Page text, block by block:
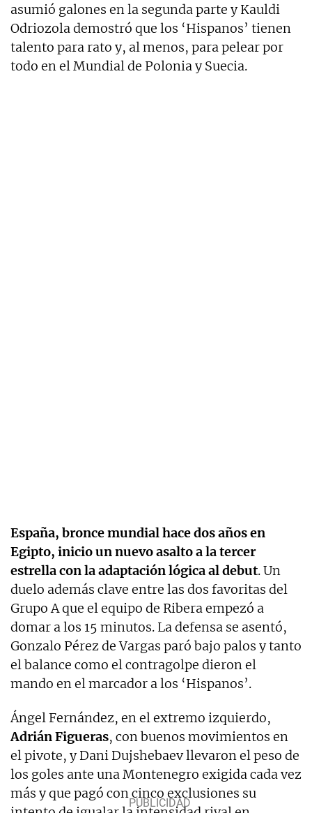
asumió galones en la segunda parte y Kauldi
Odriozola demostró que los ‘Hispanos’ tienen
talento para rato y, al menos, para pelear por
todo en el Mundial de Polonia y Suecia.
España, bronce mundial hace dos años en
Egipto, inicio un nuevo asalto a la tercer
estrella con la adaptación lógica al debut. Un
duelo además clave entre las dos favoritas del
Grupo A que el equipo de Ribera empezó a
domar a los 15 minutos. La defensa se asentó,
Gonzalo Pérez de Vargas paró bajo palos y tanto
el balance como el contragolpe dieron el
mando en el marcador a los ‘Hispanos’.
Ángel Fernández, en el extremo izquierdo,
Adrián Figueras, con buenos movimientos en
el pivote, y Dani Dujshebaev llevaron el peso de
los goles ante una Montenegro exigida cada vez
más y que pagó con cinco exclusiones su